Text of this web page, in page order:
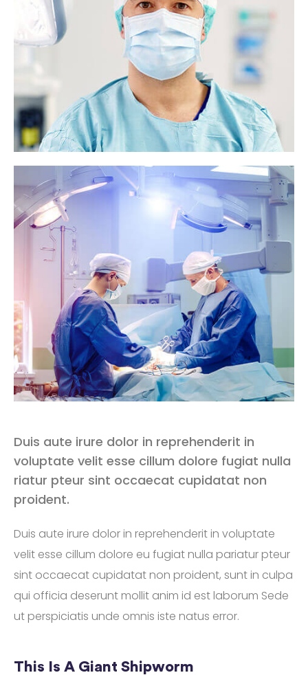
Duis aute irure dolor in reprehenderit in
voluptate velit esse cillum dolore fugiat nulla
riatur pteur sint occaecat cupidatat non
proident.
Duis aute irure dolor in reprehenderit in voluptate
velit esse cillum dolore eu fugiat nulla pariatur pteur
sint occaecat cupidatat non proident, sunt in culpa
qui officia deserunt mollit anim id est laborum Sede
ut perspiciatis unde omnis iste natus error.
This Is A Giant Shipworm